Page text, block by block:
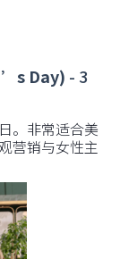
Day) - 3
。非常适合美
营销与女性主